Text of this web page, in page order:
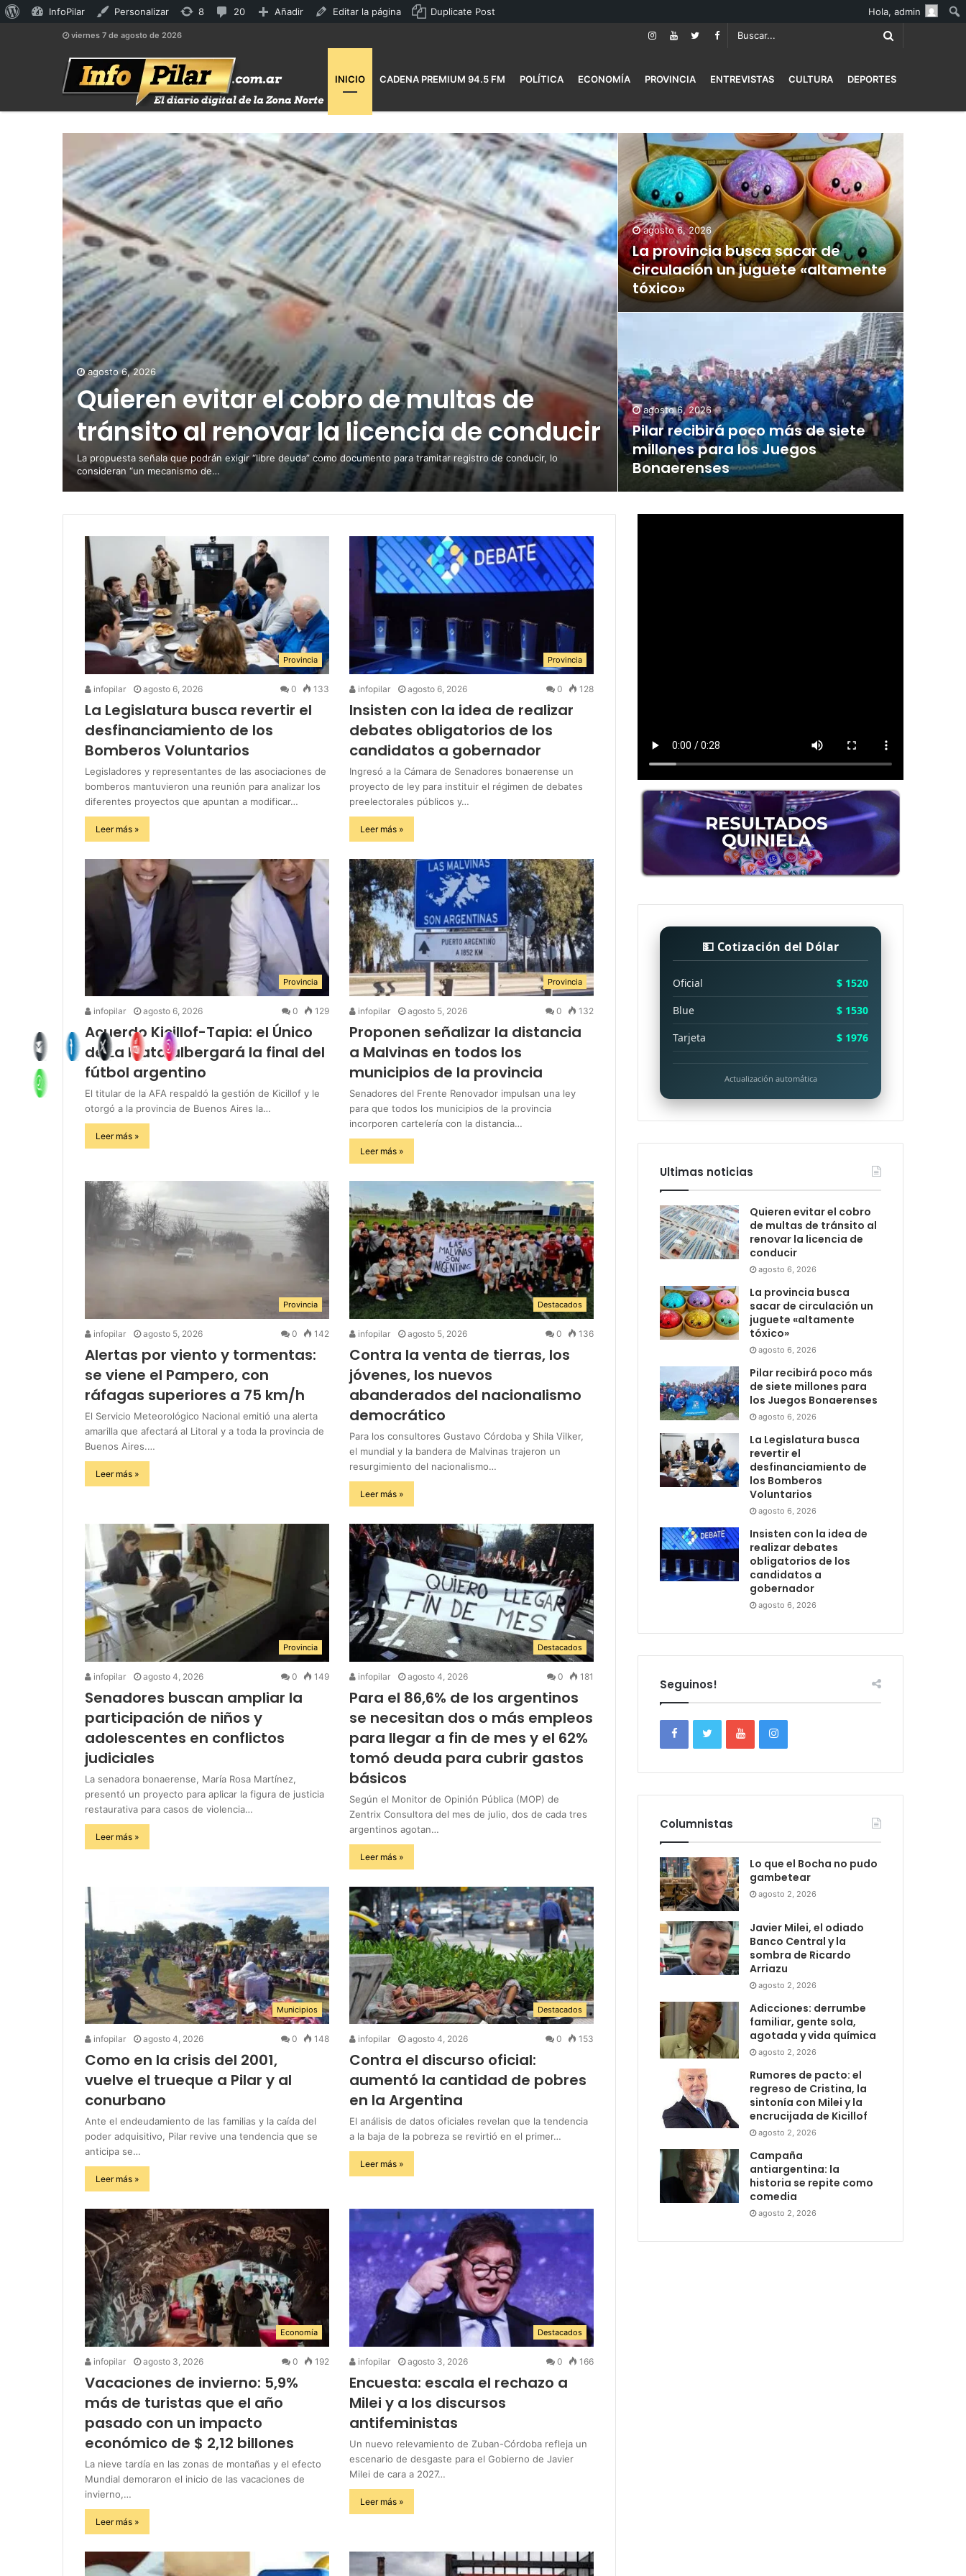
viernes 7 de agosto de 2026
INICIO CADENA PREMIUM 94.5 FM POLÍTICA ECONOMÍA PROVINCIA ENTREVISTAS CULTURA DEPORTES
agosto 6, 2026
Quieren evitar el cobro de multas de
tránsito al renovar la licencia de conducir
La propuesta señala que podrán exigir “libre deuda” como documento para tramitar registro de conducir, lo
consideran “un mecanismo de…
agosto 6, 2026
La provincia busca sacar de
circulación un juguete «altamente
tóxico»
agosto 6, 2026
Pilar recibirá poco más de siete
millones para los Juegos
Bonaerenses
Provincia
infopilar agosto 6, 2026 0 133
La Legislatura busca revertir el
desfinanciamiento de los
Bomberos Voluntarios
Legisladores y representantes de las asociaciones de
bomberos mantuvieron una reunión para analizar los
diferentes proyectos que apuntan a modificar…
Leer más »
Provincia
infopilar agosto 6, 2026 0 128
Insisten con la idea de realizar
debates obligatorios de los
candidatos a gobernador
Ingresó a la Cámara de Senadores bonaerense un
proyecto de ley para instituir el régimen de debates
preelectorales públicos y…
Leer más »
Provincia
infopilar agosto 6, 2026 0 129
Acuerdo Kicillof-Tapia: el Único
de La Plata albergará la final del
fútbol argentino
El titular de la AFA respaldó la gestión de Kicillof y le
otorgó a la provincia de Buenos Aires la…
Leer más »
Provincia
infopilar agosto 5, 2026 0 132
Proponen señalizar la distancia
a Malvinas en todos los
municipios de la provincia
Senadores del Frente Renovador impulsan una ley
para que todos los municipios de la provincia
incorporen cartelería con la distancia…
Leer más »
Provincia
infopilar agosto 5, 2026 0 142
Alertas por viento y tormentas:
se viene el Pampero, con
ráfagas superiores a 75 km/h
El Servicio Meteorológico Nacional emitió una alerta
amarilla que afectará al Litoral y a toda la provincia de
Buenos Aires.…
Leer más »
Destacados
infopilar agosto 5, 2026 0 136
Contra la venta de tierras, los
jóvenes, los nuevos
abanderados del nacionalismo
democrático
Para los consultores Gustavo Córdoba y Shila Vilker,
el mundial y la bandera de Malvinas trajeron un
resurgimiento del nacionalismo…
Leer más »
Provincia
infopilar agosto 4, 2026 0 149
Senadores buscan ampliar la
participación de niños y
adolescentes en conflictos
judiciales
La senadora bonaerense, María Rosa Martínez,
presentó un proyecto para aplicar la figura de justicia
restaurativa para casos de violencia…
Leer más »
Destacados
infopilar agosto 4, 2026 0 181
Para el 86,6% de los argentinos
se necesitan dos o más empleos
para llegar a fin de mes y el 62%
tomó deuda para cubrir gastos
básicos
Según el Monitor de Opinión Pública (MOP) de
Zentrix Consultora del mes de julio, dos de cada tres
argentinos agotan…
Leer más »
Municipios
infopilar agosto 4, 2026 0 148
Como en la crisis del 2001,
vuelve el trueque a Pilar y al
conurbano
Ante el endeudamiento de las familias y la caída del
poder adquisitivo, Pilar revive una tendencia que se
anticipa se…
Leer más »
Destacados
infopilar agosto 4, 2026 0 153
Contra el discurso oficial:
aumentó la cantidad de pobres
en la Argentina
El análisis de datos oficiales revelan que la tendencia
a la baja de la pobreza se revirtió en el primer…
Leer más »
Economía
infopilar agosto 3, 2026 0 192
Vacaciones de invierno: 5,9%
más de turistas que el año
pasado con un impacto
económico de $ 2,12 billones
La nieve tardía en las zonas de montañas y el efecto
Mundial demoraron el inicio de las vacaciones de
invierno,…
Leer más »
Destacados
infopilar agosto 3, 2026 0 166
Encuesta: escala el rechazo a
Milei y a los discursos
antifeministas
Un nuevo relevamiento de Zuban-Córdoba refleja un
escenario de desgaste para el Gobierno de Javier
Milei de cara a 2027…
Leer más »
💵 Cotización del Dólar
Oficial
$ 1520
Blue
$ 1530
Tarjeta
$ 1976
Actualización automática
Ultimas noticias
Quieren evitar el cobro
de multas de tránsito al
renovar la licencia de
conducir
agosto 6, 2026
La provincia busca
sacar de circulación un
juguete «altamente
tóxico»
agosto 6, 2026
Pilar recibirá poco más
de siete millones para
los Juegos Bonaerenses
agosto 6, 2026
La Legislatura busca
revertir el
desfinanciamiento de
los Bomberos
Voluntarios
agosto 6, 2026
Insisten con la idea de
realizar debates
obligatorios de los
candidatos a
gobernador
agosto 6, 2026
Seguinos!
Columnistas
Lo que el Bocha no pudo
gambetear
agosto 2, 2026
Javier Milei, el odiado
Banco Central y la
sombra de Ricardo
Arriazu
agosto 2, 2026
Adicciones: derrumbe
familiar, gente sola,
agotada y vida química
agosto 2, 2026
Rumores de pacto: el
regreso de Cristina, la
sintonía con Milei y la
encrucijada de Kicillof
agosto 2, 2026
Campaña
antiargentina: la
historia se repite como
comedia
agosto 2, 2026
AcercaInfoPilar Personalizar 88
disponibles
2020
moderación
Añadir Editar la página Duplicate Post Hola, admin